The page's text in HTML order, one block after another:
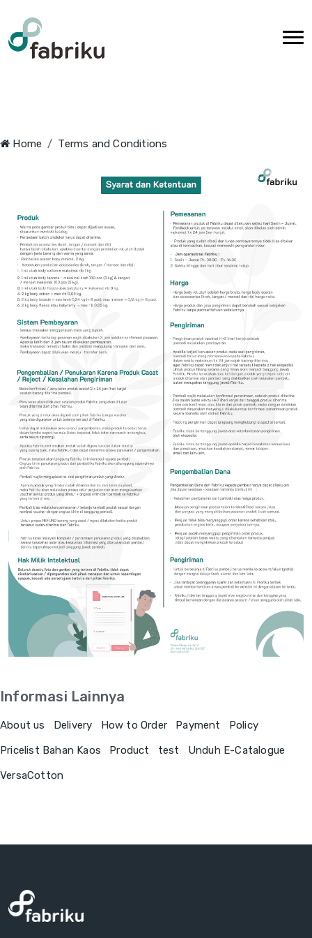
Home Terms and Conditions
Terms
and
Conditions
Informasi Lainnya
About us Delivery How to Order Payment
Policy
Pricelist Bahan Kaos
Product test
Unduh E-Catalogue
VersaCotton